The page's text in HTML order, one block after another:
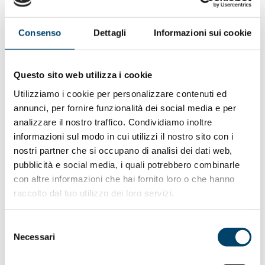
Consenso Dettagli Informazioni sui cookie
Questo sito web utilizza i cookie
Utilizziamo i cookie per personalizzare contenuti ed
annunci, per fornire funzionalità dei social media e per
analizzare il nostro traffico. Condividiamo inoltre
informazioni sul modo in cui utilizzi il nostro sito con i
nostri partner che si occupano di analisi dei dati web,
pubblicità e social media, i quali potrebbero combinarle
con altre informazioni che hai fornito loro o che hanno
raccolto dal tuo utilizzo dei loro servizi.
delNecessari
specializzazione, per la multidisciplinarietà della presa in
carico e per la capacità di offrire un’assistenza ‘umana’ e
personalizzata.
alle necessità specifiche delle donne colpite da questi
tumori, all’impatto traumatico e al disorientamento
spesso legato alla diagnosi, al bisogno profondo di una
presa in carico personalizzata da parte di medici e
strutture sanitarie, come emerso nell’ indagine
qualitativa che abbiamo realizzato in collaborazione
con Elma Research.
Il progetto comprendeva:
Indagine Elma Il vissuto delle pazienti con carcinoma
ovaio/endometrio e mappatura centri BR
oncologia-ginecologica-a-misura-di-donna/